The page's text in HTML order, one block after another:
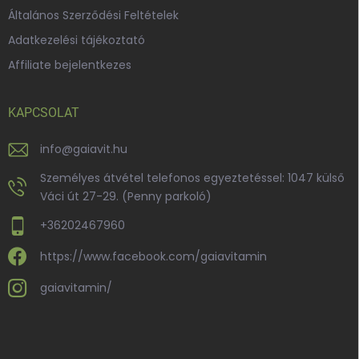
Általános Szerződési Feltételek
Adatkezelési tájékoztató
Affiliate bejelentkezes
KAPCSOLAT
info@gaiavit.hu
Személyes átvétel telefonos egyeztetéssel: 1047 külső
Váci út 27-29. (Penny parkoló)
+36202467960
https://www.facebook.com/gaiavitamin
gaiavitamin/